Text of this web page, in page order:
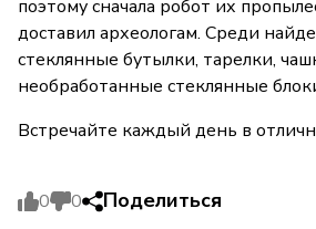
поэтому сначала робот их
доставил археологам. Среди
стеклянные бутылки, тарелки,
необработанные стеклянные
Встречайте каждый день в
0 0 Поделиться